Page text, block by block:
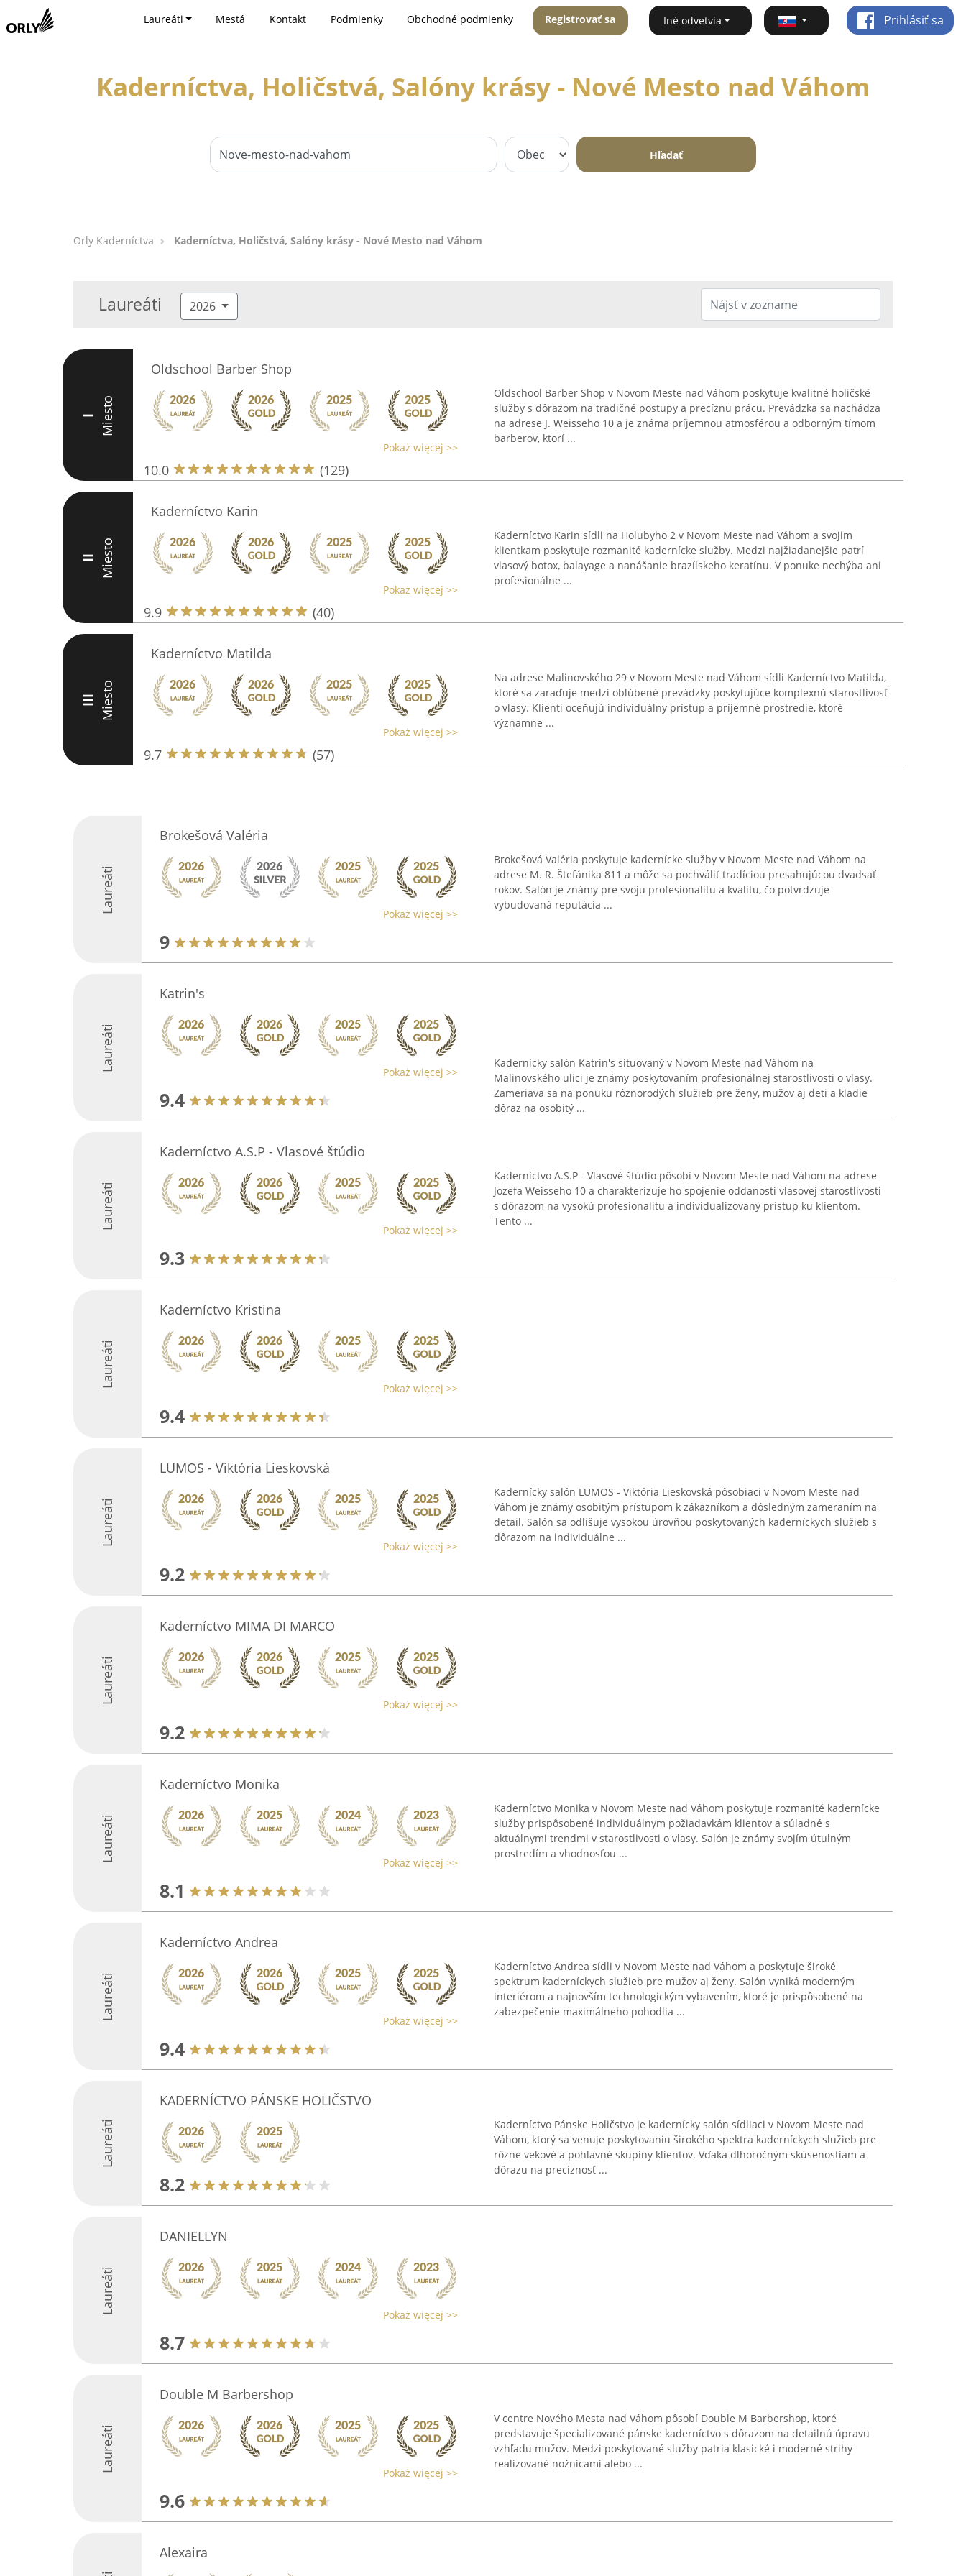
Laureáti Mestá Kontakt Podmienky Obchodné podmienky Registrovať sa Iné odvetvia Prihlásiť sa
Kaderníctva, Holičstvá, Salóny krásy - Nové Mesto nad Váhom
Hľadať
Orly Kaderníctva Kaderníctva, Holičstvá, Salóny krásy - Nové Mesto nad Váhom
Laureáti 2026
I Miesto
Oldschool Barber Shop
Pokaż więcej >>
10.0 (129)
Oldschool Barber Shop v Novom Meste nad Váhom poskytuje kvalitné holičské
služby s dôrazom na tradičné postupy a precíznu prácu. Prevádzka sa nachádza
na adrese J. Weisseho 10 a je známa príjemnou atmosférou a odborným tímom
barberov, ktorí ...
II Miesto
Kaderníctvo Karin
Pokaż więcej >>
9.9 (40)
Kaderníctvo Karin sídli na Holubyho 2 v Novom Meste nad Váhom a svojim
klientkam poskytuje rozmanité kadernícke služby. Medzi najžiadanejšie patrí
vlasový botox, balayage a nanášanie brazílskeho keratínu. V ponuke nechýba ani
profesionálne ...
III Miesto
Kaderníctvo Matilda
Pokaż więcej >>
9.7 (57)
Na adrese Malinovského 29 v Novom Meste nad Váhom sídli Kaderníctvo Matilda,
ktoré sa zaraďuje medzi obľúbené prevádzky poskytujúce komplexnú starostlivosť
o vlasy. Klienti oceňujú individuálny prístup a príjemné prostredie, ktoré
významne ...
Laureáti
Brokešová Valéria
Pokaż więcej >>
9
Brokešová Valéria poskytuje kadernícke služby v Novom Meste nad Váhom na
adrese M. R. Štefánika 811 a môže sa pochváliť tradíciou presahujúcou dvadsať
rokov. Salón je známy pre svoju profesionalitu a kvalitu, čo potvrdzuje
vybudovaná reputácia ...
Laureáti
Katrin's
Pokaż więcej >>
9.4
Kadernícky salón Katrin's situovaný v Novom Meste nad Váhom na
Malinovského ulici je známy poskytovaním profesionálnej starostlivosti o vlasy.
Zameriava sa na ponuku rôznorodých služieb pre ženy, mužov aj deti a kladie
dôraz na osobitý ...
Laureáti
Kaderníctvo A.S.P - Vlasové štúdio
Pokaż więcej >>
9.3
Kaderníctvo A.S.P - Vlasové štúdio pôsobí v Novom Meste nad Váhom na adrese
Jozefa Weisseho 10 a charakterizuje ho spojenie oddanosti vlasovej starostlivosti
s dôrazom na vysokú profesionalitu a individualizovaný prístup ku klientom.
Tento ...
Laureáti
Kaderníctvo Kristina
Pokaż więcej >>
9.4
Laureáti
LUMOS - Viktória Lieskovská
Pokaż więcej >>
9.2
Kadernícky salón LUMOS - Viktória Lieskovská pôsobiaci v Novom Meste nad
Váhom je známy osobitým prístupom k zákazníkom a dôsledným zameraním na
detail. Salón sa odlišuje vysokou úrovňou poskytovaných kaderníckych služieb s
dôrazom na individuálne ...
Laureáti
Kaderníctvo MIMA DI MARCO
Pokaż więcej >>
9.2
Laureáti
Kaderníctvo Monika
Pokaż więcej >>
8.1
Kaderníctvo Monika v Novom Meste nad Váhom poskytuje rozmanité kadernícke
služby prispôsobené individuálnym požiadavkám klientov a súladné s
aktuálnymi trendmi v starostlivosti o vlasy. Salón je známy svojím útulným
prostredím a vhodnosťou ...
Laureáti
Kaderníctvo Andrea
Pokaż więcej >>
9.4
Kaderníctvo Andrea sídli v Novom Meste nad Váhom a poskytuje široké
spektrum kaderníckych služieb pre mužov aj ženy. Salón vyniká moderným
interiérom a najnovším technologickým vybavením, ktoré je prispôsobené na
zabezpečenie maximálneho pohodlia ...
Laureáti
KADERNÍCTVO PÁNSKE HOLIČSTVO
8.2
Kaderníctvo Pánske Holičstvo je kadernícky salón sídliaci v Novom Meste nad
Váhom, ktorý sa venuje poskytovaniu širokého spektra kaderníckych služieb pre
rôzne vekové a pohlavné skupiny klientov. Vďaka dlhoročným skúsenostiam a
dôrazu na precíznosť ...
Laureáti
DANIELLYN
Pokaż więcej >>
8.7
Laureáti
Double M Barbershop
Pokaż więcej >>
9.6
V centre Nového Mesta nad Váhom pôsobí Double M Barbershop, ktoré
predstavuje špecializované pánske kaderníctvo s dôrazom na detailnú úpravu
vzhľadu mužov. Medzi poskytované služby patria klasické i moderné strihy
realizované nožnicami alebo ...
Alexaira